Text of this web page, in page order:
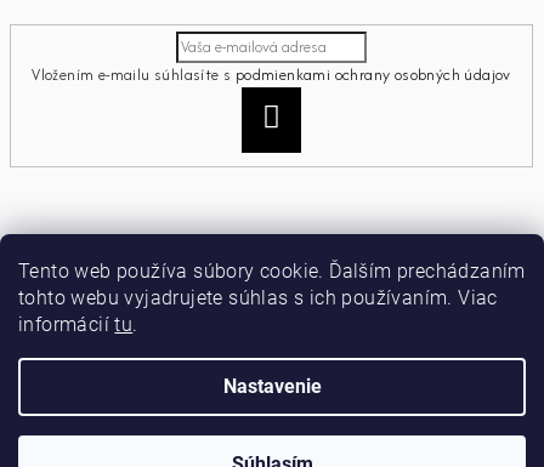
Tento web používa súbory cookie. Ďalším prechádzaním
tohto webu vyjadrujete súhlas s ich používaním. Viac
informáciítu.
Nastavenie
Vložením e-mailu súhlasíte s podmienkami ochrany osobných údajov
Ako nakupovať
Obchodné podmienky
Copyright 2026miamiacollection. Všetky práva vyhradené.